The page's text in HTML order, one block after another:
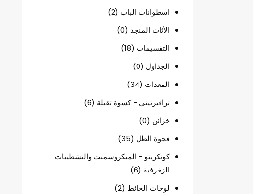
اسطوانات الباب (2)
الأثاث المنجد (0)
التقسيمات (18)
الجداول (0)
المعدات (34)
ترافيرتيني - كسوة ثقيلة (6)
خزائن (0)
فجوة الظل (35)
كونكريتو - الميكروسمنت والتشطيبات
الزخرفية (6)
لوحات الحائط (2)